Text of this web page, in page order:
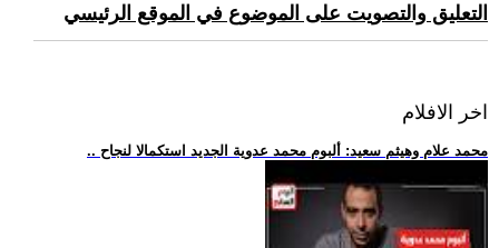
التعليق والتصويت على الموضوع في الموقع الرئيسي
اخر الافلام
.. محمد علام وهيثم سعيد: ألبوم محمد عدوية الجديد استكمالا لنجاح